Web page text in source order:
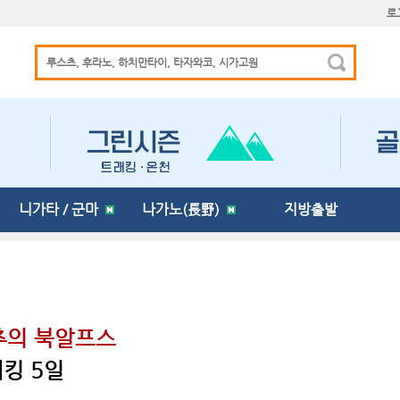
로
니가타 / 군마 나가노(長野) 지방출발
북알프스
5일